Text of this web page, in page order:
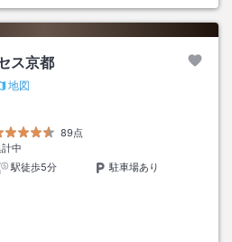
ス京都
地図
89点
中
駅徒歩5分
駐車場あり